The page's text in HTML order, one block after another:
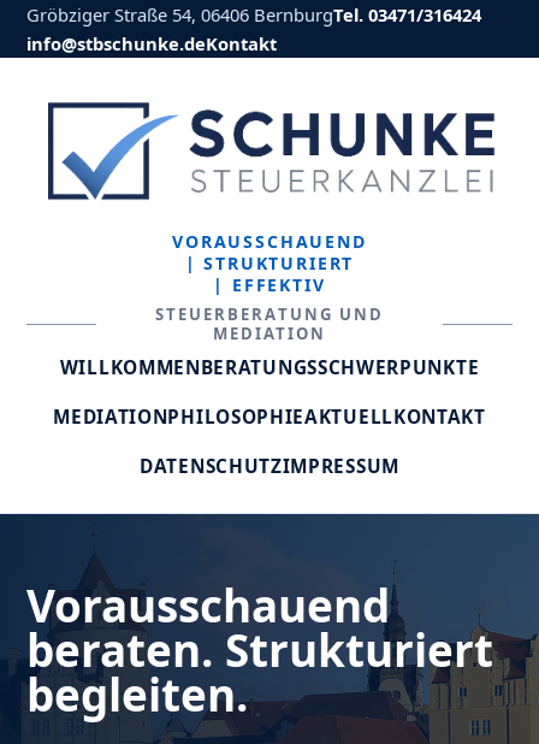
Gröbziger Straße 54, 06406 BernburgTel. 03471/316424
info@stbschunke.deKontakt
VORAUSSCHAUEND
| STRUKTURIERT
| EFFEKTIV
STEUERBERATUNG UND
MEDIATION
WILLKOMMENBERATUNGSSCHWERPUNKTE
MEDIATIONPHILOSOPHIEAKTUELLKONTAKT
DATENSCHUTZIMPRESSUM
Vorausschauend
beraten. Strukturiert
begleiten.